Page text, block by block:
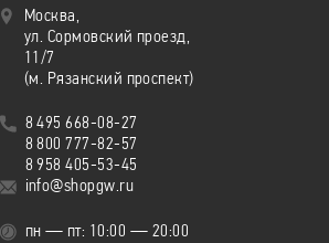
Москва,
ул. Сормовский проезд,
11/7
(м. Рязанский проспект)
8 495 668-08-27
8 800 777-82-57
8 958 405-53-45
info@shopgw.ru
пн — пт: 10:00 — 20:00